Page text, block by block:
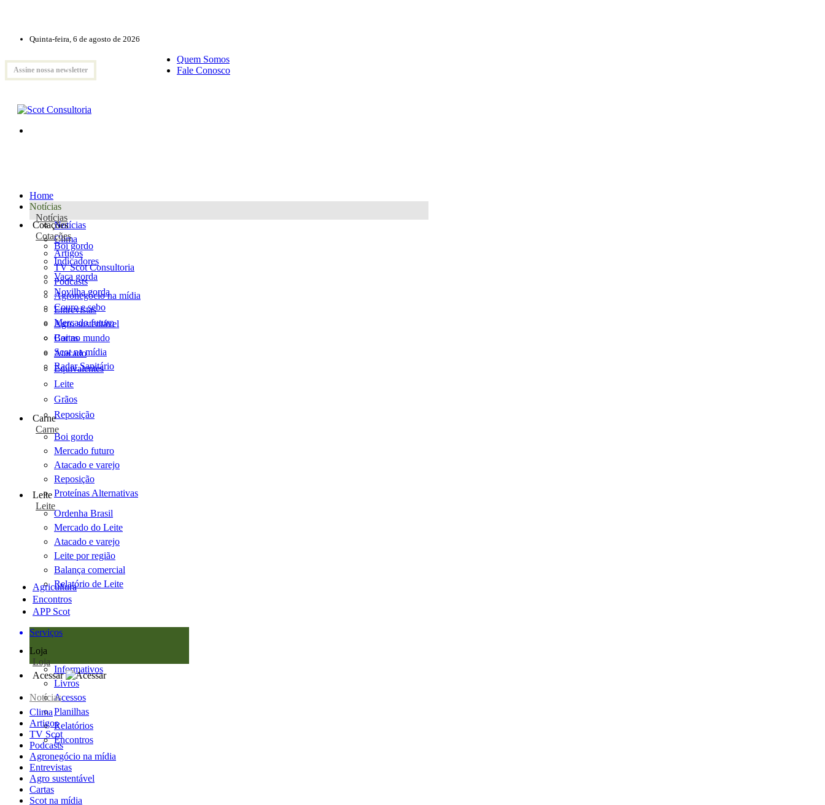
Quinta-feira, 6 de agosto de 2026
Assine nossa newsletter
Quem Somos
Fale Conosco
Home
Notícias
Notícias
Notícias
Clima
Artigos
TV Scot Consultoria
Podcasts
Agronegócio na mídia
Entrevistas
Agro sustentável
Cartas
Scot na mídia
Radar Sanitário
Cotações
Cotações
Boi gordo
Indicadores
Vaca gorda
Novilha gorda
Couro e sebo
Mercado futuro
Boi no mundo
Atacado
Equivalentes
Leite
Grãos
Reposição
Carne
Carne
Boi gordo
Mercado futuro
Atacado e varejo
Reposição
Proteínas Alternativas
Leite
Leite
Ordenha Brasil
Mercado do Leite
Atacado e varejo
Leite por região
Balança comercial
Relatório de Leite
Agricultura
Encontros
APP Scot
Serviços
Loja
Loja
Informativos
Livros
Acessos
Planilhas
Relatórios
Encontros
Acessar
Notícias
Clima
Artigos
TV Scot
Podcasts
Agronegócio na mídia
Entrevistas
Agro sustentável
Cartas
Scot na mídia